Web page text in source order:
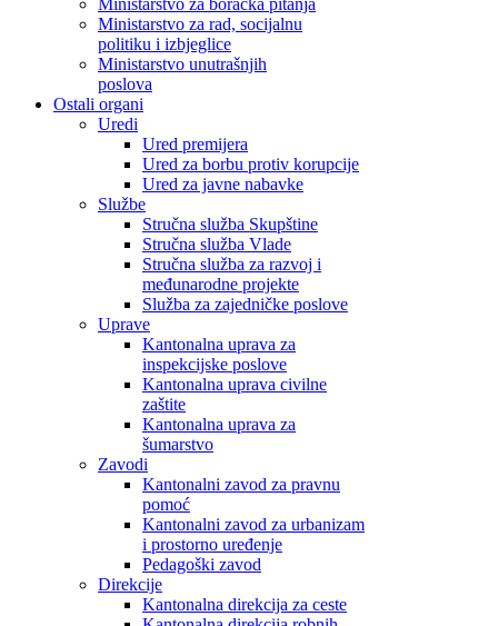
Ministarstvo za boračka pitanja
Ministarstvo za rad, socijalnu
politiku i izbjeglice
Ministarstvo unutrašnjih
poslova
Ostali organi
Uredi
Ured premijera
Ured za borbu protiv korupcije
Ured za javne nabavke
Službe
Stručna služba Skupštine
Stručna služba Vlade
Stručna služba za razvoj i
međunarodne projekte
Služba za zajedničke poslove
Uprave
Kantonalna uprava za
inspekcijske poslove
Kantonalna uprava civilne
zaštite
Kantonalna uprava za
šumarstvo
Zavodi
Kantonalni zavod za pravnu
pomoć
Kantonalni zavod za urbanizam
i prostorno uređenje
Pedagoški zavod
Direkcije
Kantonalna direkcija za ceste